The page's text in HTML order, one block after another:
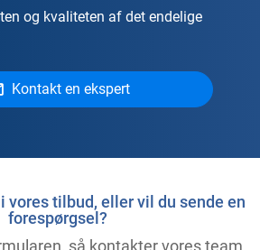
og kvaliteten af det endelige
Kontakt en ekspert
vores tilbud, eller vil du sende en
forespørgsel?
så kontakter vores team